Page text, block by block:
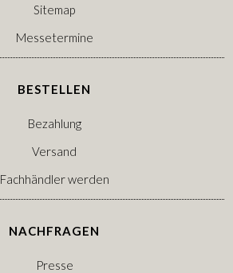
Sitemap
Messetermine
BESTELLEN
Bezahlung
Versand
Fachhändler werden
NACHFRAGEN
Presse